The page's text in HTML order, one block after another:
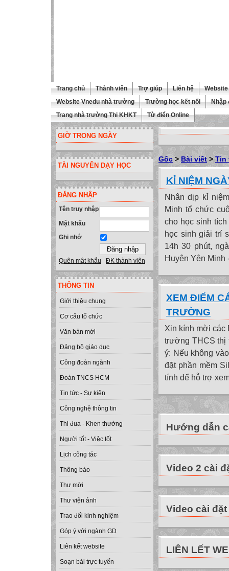
Trang chủ Thành viên Trợ giúp Liên hệ
Website Vnedu nhà trường
Trường học kết nối
Nhập
Trang nhà trường Thi KHKT
Từ điển Online
GIỜ TRONG NGÀY
TÀI NGUYÊN DẠY HỌC
ĐĂNG NHẬP
Tên truy nhập
Mật khẩu
Ghi nhớ
Quên mật khẩu ĐK thành viên
THÔNG TIN
Giới thiệu chung
Cơ cấu tổ chức
Văn bản mới
Đảng bộ giáo dục
Công đoàn ngành
Đoàn TNCS HCM
Tin tức - Sự kiện
Công nghệ thông tin
Thi đua - Khen thưởng
Người tốt - Việc tốt
Lịch công tác
Thông báo
Thư mời
Thư viện ảnh
Trao đổi kinh nghiệm
Góp ý với ngành GD
Liên kết website
Soạn bài trực tuyến
Gốc > Bài viết > Tin
KỈ NIỆM
Nhân dịp kỉ
Minh tổ chức
cho học sinh
học sinh giải trí
14h 30 phút,
Huyện Yên Minh
XEM ĐIỂM
TRƯỜNG
Xin kính mời các
trường THCS thị
ý: Nếu không
đặt phần mềm
tính để hỗ trợ
Hướng dẫn
Video 2 cài
Video cài đặt
LIÊN LẾT